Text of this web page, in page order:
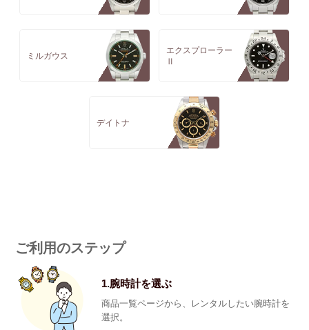
ミルガウス
エクスプローラー
Ⅱ
デイトナ
ご利用のステップ
1.腕時計を選ぶ
商品一覧ページから、レンタルしたい腕時計を
選択。